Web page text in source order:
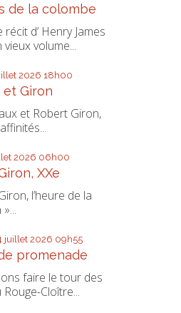
de la colombe
récit d’ Henry James
volume...
2026 18h00
et Giron
et Robert Giron,
2026 06h00
XXe
l’heure de la
juillet 2026 09h55
promenade
faire le tour des
Cloître...